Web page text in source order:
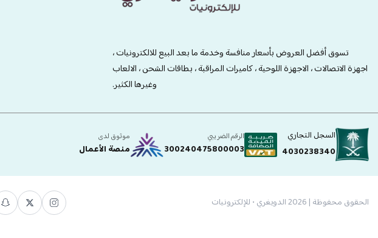
تسوق أفضل العروض بأسعار منافسة وخدمة ما بعد البيع للالكترونيات ،
اجهزة الاتصالات ، الاجهزة اللوحية ، كاميرات المراقبة ، بطاقات الشحن ، الالعاب
وغيرها الكثير.
السجل التجاري
4030238340
الرقم الضريبي
300240475800003
موثوق لدى
منصة الأعمال
الحقوق محفوظة | 2026 الدويغري • للإلكترونيات